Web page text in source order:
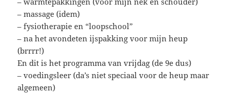
– massage (idem)
– fysiotherapie en “loopschool”
– na het avondeten ijspakking voor mijn heup
(brrrr!)
En dit is het programma van vrijdag (de 9e dus)
– voedingsleer (da’s niet speciaal voor de heup maar
algemeen)